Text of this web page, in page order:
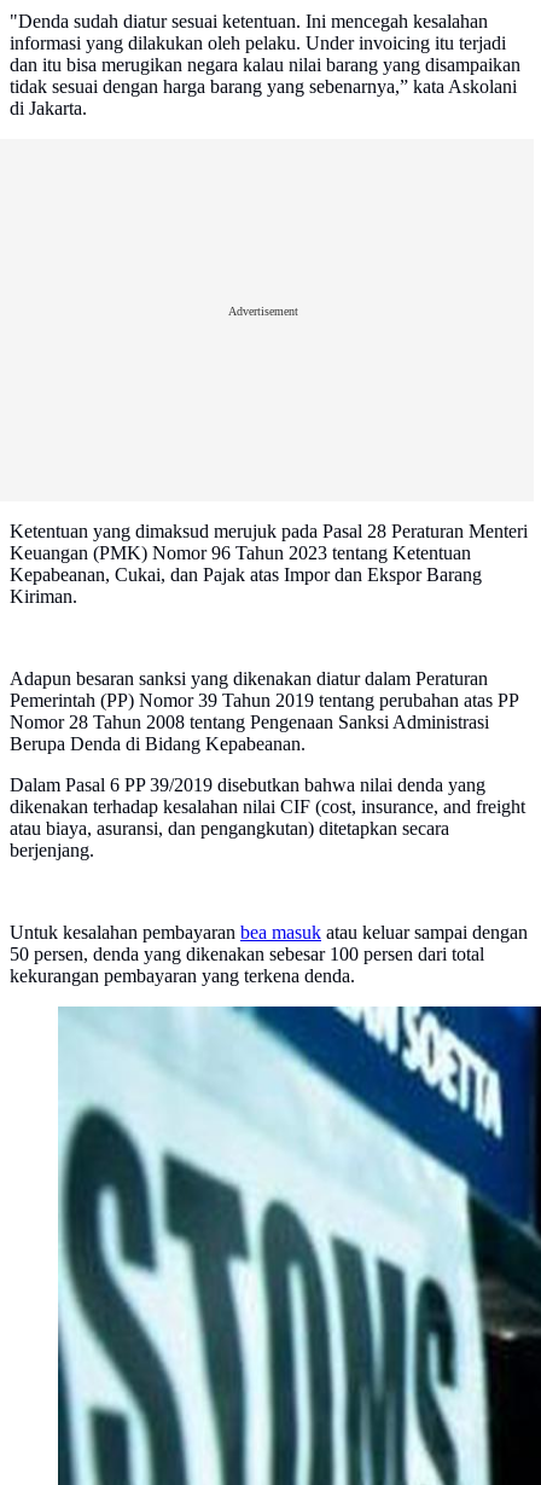
"Denda sudah diatur sesuai ketentuan. Ini mencegah kesalahan
informasi yang dilakukan oleh pelaku. Under invoicing itu terjadi
dan itu bisa merugikan negara kalau nilai barang yang disampaikan
tidak sesuai dengan harga barang yang sebenarnya,” kata Askolani
di Jakarta.
Advertisement
Ketentuan yang dimaksud merujuk pada Pasal 28 Peraturan Menteri
Keuangan (PMK) Nomor 96 Tahun 2023 tentang Ketentuan
Kepabeanan, Cukai, dan Pajak atas Impor dan Ekspor Barang
Kiriman.
Adapun besaran sanksi yang dikenakan diatur dalam Peraturan
Pemerintah (PP) Nomor 39 Tahun 2019 tentang perubahan atas PP
Nomor 28 Tahun 2008 tentang Pengenaan Sanksi Administrasi
Berupa Denda di Bidang Kepabeanan.
Dalam Pasal 6 PP 39/2019 disebutkan bahwa nilai denda yang
dikenakan terhadap kesalahan nilai CIF (cost, insurance, and freight
atau biaya, asuransi, dan pengangkutan) ditetapkan secara
berjenjang.
Untuk kesalahan pembayaran bea masuk atau keluar sampai dengan
50 persen, denda yang dikenakan sebesar 100 persen dari total
kekurangan pembayaran yang terkena denda.